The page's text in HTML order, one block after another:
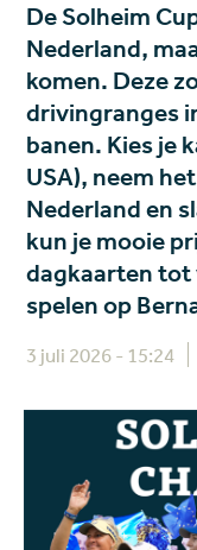
De Solheim
Nederland,
komen. Deze
drivingranges
banen. Kies je
USA), neem
Nederland en
kun je mooie
dagkaarten tot
spelen op
3 juli 2026 - 15:24